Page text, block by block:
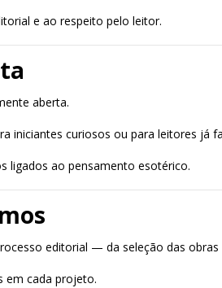
e ao respeito pelo leitor.
aberta.
iniciantes curiosos ou para leitores já
ligados ao pensamento esotérico.
editorial — da seleção das obras
em cada projeto.